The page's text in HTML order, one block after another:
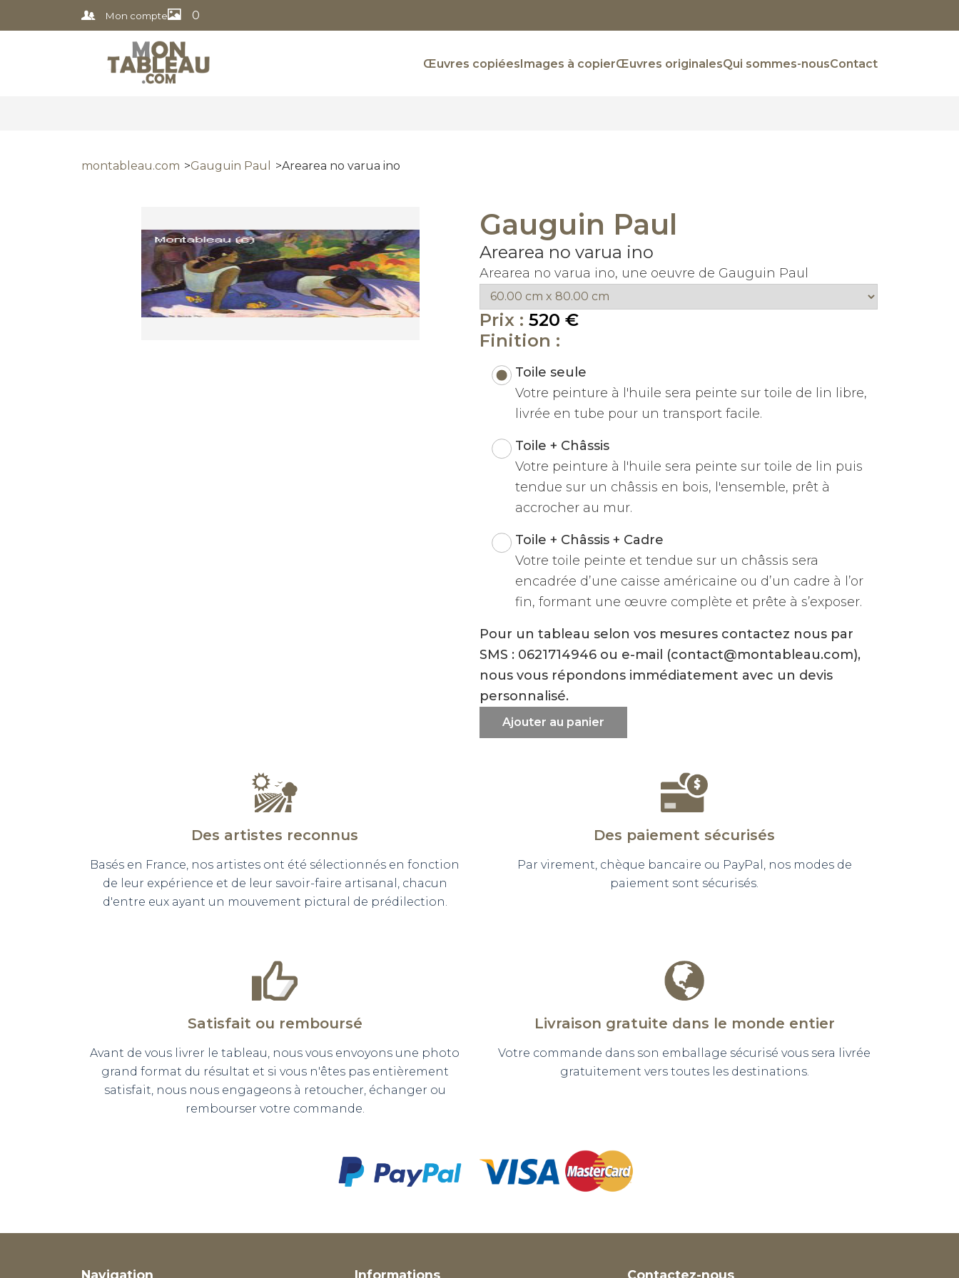
Mon compte 0
Œuvres copiéesImages à copierŒuvres originalesQui sommes-nousContact
montableau.com Gauguin Paul Arearea no varua ino
Gauguin Paul
Arearea no varua ino
Arearea no varua ino, une oeuvre de Gauguin Paul
Prix : 520 €
Finition :
Toile seule
Votre peinture à l'huile sera peinte sur toile de lin libre,
livrée en tube pour un transport facile.
Toile + Châssis
Votre peinture à l'huile sera peinte sur toile de lin puis
tendue sur un châssis en bois, l'ensemble, prêt à
accrocher au mur.
Toile + Châssis + Cadre
Votre toile peinte et tendue sur un châssis sera
encadrée d’une caisse américaine ou d’un cadre à l’or
fin, formant une œuvre complète et prête à s’exposer.
Pour un tableau selon vos mesures contactez nous par
SMS : 0621714946 ou e-mail (contact@montableau.com),
nous vous répondons immédiatement avec un devis
personnalisé.
Ajouter au panier
Des artistes reconnus
Basés en France, nos artistes ont été sélectionnés en fonction
de leur expérience et de leur savoir-faire artisanal, chacun
d'entre eux ayant un mouvement pictural de prédilection.
Des paiement sécurisés
Par virement, chèque bancaire ou PayPal, nos modes de
paiement sont sécurisés.
Satisfait ou remboursé
Avant de vous livrer le tableau, nous vous envoyons une photo
grand format du résultat et si vous n'êtes pas entièrement
satisfait, nous nous engageons à retoucher, échanger ou
rembourser votre commande.
Livraison gratuite dans le monde entier
Votre commande dans son emballage sécurisé vous sera livrée
gratuitement vers toutes les destinations.